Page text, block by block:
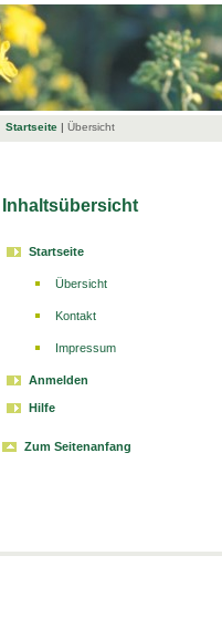
Startseite | Übersicht
Inhaltsübersicht
Startseite
Übersicht
Kontakt
Impressum
Anmelden
Hilfe
Zum Seitenanfang